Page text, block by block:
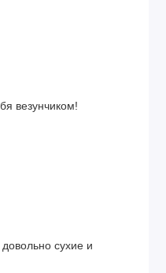
везунчиком!
сухие и